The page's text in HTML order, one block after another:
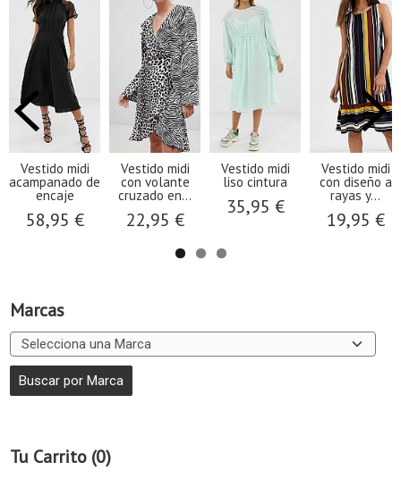
Marcas
Tu Carrito (0)
Vestido midi
acampanado de
encaje
58,95 €
Vestido midi
con volante
cruzado en...
22,95 €
Vestido midi
liso cintura
35,95 €
Vestido midi
con diseño a
rayas y...
19,95 €